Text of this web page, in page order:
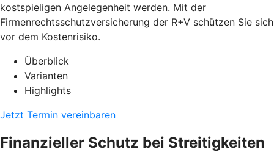
kostspieligen Angelegenheit werden. Mit der
Firmenrechtsschutzversicherung der R+V schützen Sie sich
vor dem Kostenrisiko.
Überblick
Varianten
Highlights
Jetzt Termin vereinbaren
Finanzieller Schutz bei Streitigkeiten